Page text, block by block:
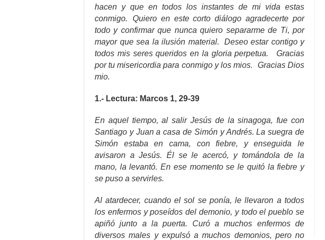
hacen y que en todos los instantes de mi vida estas
conmigo. Quiero en este corto diálogo agradecerte por
todo y confirmar que nunca quiero separarme de Ti, por
mayor que sea la ilusión material. Deseo estar contigo y
todos mis seres queridos en la gloria perpetua. Gracias
por tu misericordia para conmigo y los mios. Gracias Dios
mio.
1.- Lectura: Marcos 1, 29-39
En aquel tiempo, al salir Jesús de la sinagoga, fue con
Santiago y Juan a casa de Simón y Andrés. La suegra de
Simón estaba en cama, con fiebre, y enseguida le
avisaron a Jesús. Él se le acercó, y tomándola de la
mano, la levantó. En ese momento se le quitó la fiebre y
se puso a servirles.
Al atardecer, cuando el sol se ponía, le llevaron a todos
los enfermos y poseídos del demonio, y todo el pueblo se
apiñó junto a la puerta. Curó a muchos enfermos de
diversos males y expulsó a muchos demonios, pero no